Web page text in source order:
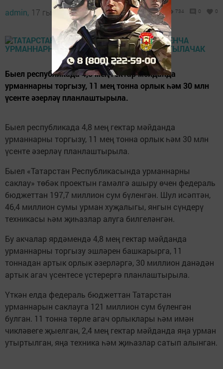
admin, 17 гыйнвар 2020 - 11:07 734 0 0
Быел республикада 4,8 мең гектар мәйданда
урманнарны торгызу, 11 мең тонна орлык һәм 30 млн
үсенте әзерләү планлаштырыла.
Быел республикада 4,8 мең гектар мәйданда
урманнарны торгызу, 11 мең тонна орлык һәм 30 млн
үсенте әзерләү планлаштырыла.
Быел «Татарстан Республикасында урманнарны
саклау» төбәк проектын гамәлгә ашыру өчен федераль
бюджеттан 197,7 миллион сум бүленгән. Шул исәптән,
46,4 миллион сумы урман хуҗалыгы, янгын сүндерү
техникасы һәм җиһазлар алуга билгеләнгән.
Бу акчалар ярдәмендә 4,8 мең гектар мәйданда
урманнарны торгызу эшләрен башкарырга, 11
тоннадан артык орлык әзерләргә, 30 миллион данәдән
артык агач үсентесе үстерергә планлаштырыла.
Үткән елда федераль бюджеттан Татарстан
урманнарын саклауга 121 миллион сум бүленгән
булган. 11 тонна төрле агач орлыклары һәм имән
чикләвеге җыелган, 2,4 мең гектар мәйданда яңа урман
утыртылган, яңа техника һәм җиһазлар сатып алынган.